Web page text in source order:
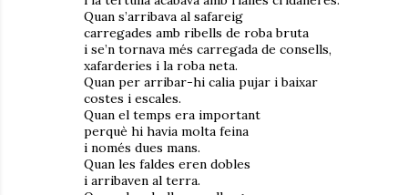
Quan s’arribava al safareig
carregades amb ribells de roba bruta
i se’n tornava més carregada de consells,
xafarderies i la roba neta.
Quan per arribar-hi calia pujar i baixar
costes i escales.
Quan el temps era important
perquè hi havia molta feina
i només dues mans.
Quan les faldes eren dobles
i arribaven al terra.